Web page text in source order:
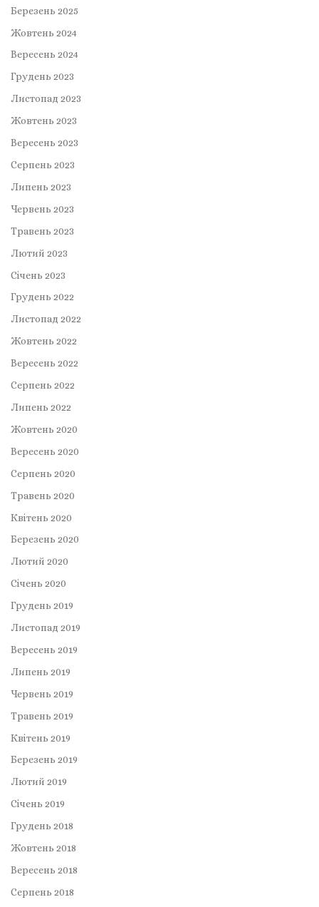
Березень 2025
Жовтень 2024
Вересень 2024
Грудень 2023
Листопад 2023
Жовтень 2023
Вересень 2023
Серпень 2023
Липень 2023
Червень 2023
Травень 2023
Лютий 2023
Січень 2023
Грудень 2022
Листопад 2022
Жовтень 2022
Вересень 2022
Серпень 2022
Липень 2022
Жовтень 2020
Вересень 2020
Серпень 2020
Травень 2020
Квітень 2020
Березень 2020
Лютий 2020
Січень 2020
Грудень 2019
Листопад 2019
Вересень 2019
Липень 2019
Червень 2019
Травень 2019
Квітень 2019
Березень 2019
Лютий 2019
Січень 2019
Грудень 2018
Жовтень 2018
Вересень 2018
Серпень 2018